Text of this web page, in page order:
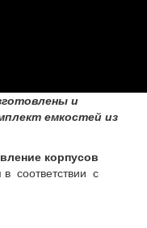
и
емкостей из
корпусов
соответствии с